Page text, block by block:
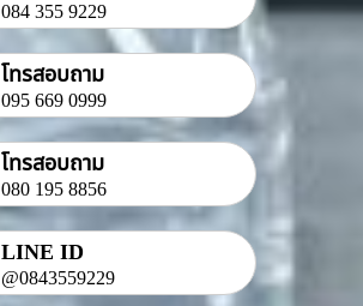
084 355 9229
โทรสอบถาม
095 669 0999
โทรสอบถาม
080 195 8856
LINE ID
@0843559229